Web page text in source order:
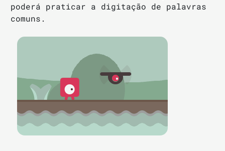
poderá praticar a digitação de palavras
comuns.